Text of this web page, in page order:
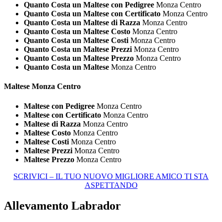
Quanto Costa un Maltese con Pedigree Monza Centro
Quanto Costa un Maltese con Certificato Monza Centro
Quanto Costa un Maltese di Razza Monza Centro
Quanto Costa un Maltese Costo Monza Centro
Quanto Costa un Maltese Costi Monza Centro
Quanto Costa un Maltese Prezzi Monza Centro
Quanto Costa un Maltese Prezzo Monza Centro
Quanto Costa un Maltese Monza Centro
Maltese Monza Centro
Maltese con Pedigree Monza Centro
Maltese con Certificato Monza Centro
Maltese di Razza Monza Centro
Maltese Costo Monza Centro
Maltese Costi Monza Centro
Maltese Prezzi Monza Centro
Maltese Prezzo Monza Centro
SCRIVICI – IL TUO NUOVO MIGLIORE AMICO TI STA
ASPETTANDO
Allevamento Labrador